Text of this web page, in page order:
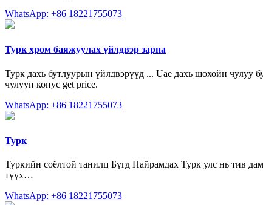
WhatsApp: +86 18221755073
Турк хром баяжуулах үйлдвэр зарна
Турк дахь бутлуурын үйлдвэрүүд ... Uae дахь шохойн
чулуун конус get price.
WhatsApp: +86 18221755073
Турк
Туркийн соёлтой танилц Бүгд Найрамдах Турк улс нь тив
түүх…
WhatsApp: +86 18221755073